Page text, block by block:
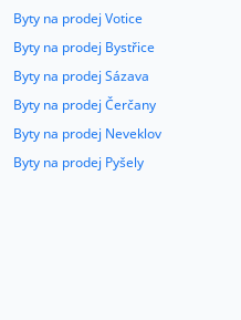
Byty na prodej Votice
Byty na prodej Bystřice
Byty na prodej Sázava
Byty na prodej Čerčany
Byty na prodej Neveklov
Byty na prodej Pyšely